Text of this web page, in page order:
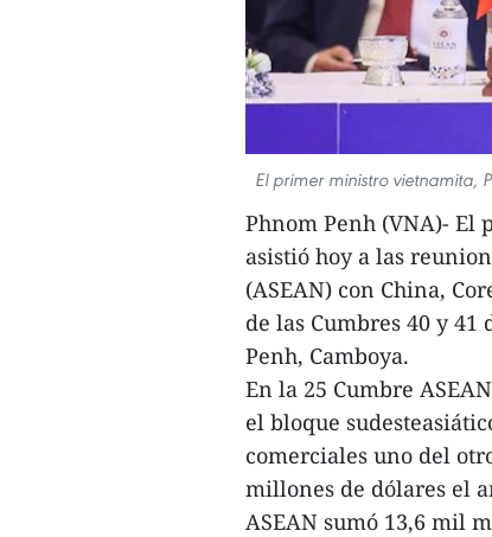
El primer ministro vietnamita,
Phnom Penh (VNA)-
asistió hoy a las
(ASEAN) con China,
de las Cumbres 40 y
Penh, Camboya.
En la 25 Cumbre
el bloque
comerciales uno del
millones de dólares el
ASEAN sumó 13,6 mil